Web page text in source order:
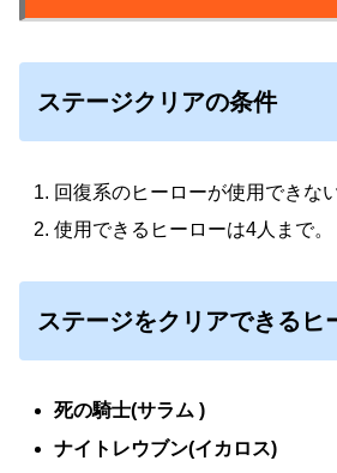
ステージクリアの条件
回復系のヒーローが使用できない
使用できるヒーローは4人まで。
ステージをクリアできるヒ
死の騎士(サラム )
ナイトレウブン(イカロス)